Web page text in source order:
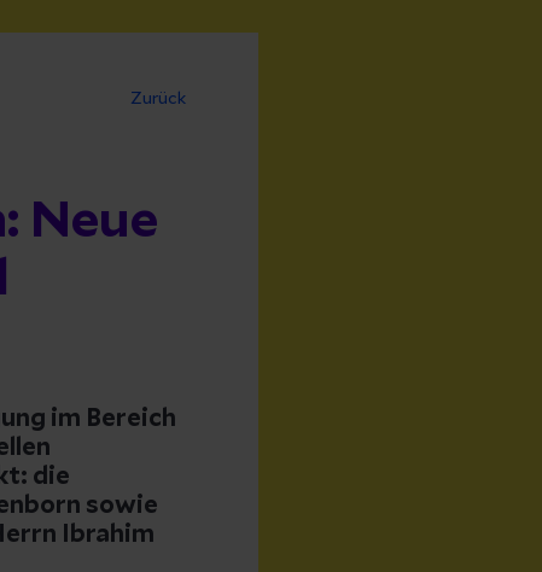
Zurück
Neue
im Bereich
die
sowie
Ibrahim